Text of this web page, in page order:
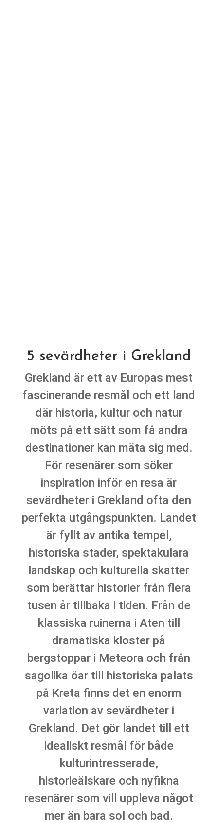
5 sevärdheter i Grekland
Grekland är ett av Europas mest
fascinerande resmål och ett land
där historia, kultur och natur
möts på ett sätt som få andra
destinationer kan mäta sig med.
För resenärer som söker
inspiration inför en resa är
sevärdheter i Grekland ofta den
perfekta utgångspunkten. Landet
är fyllt av antika tempel,
historiska städer, spektakulära
landskap och kulturella skatter
som berättar historier från flera
tusen år tillbaka i tiden. Från de
klassiska ruinerna i Aten till
dramatiska kloster på
bergstoppar i Meteora och från
sagolika öar till historiska palats
på Kreta finns det en enorm
variation av sevärdheter i
Grekland. Det gör landet till ett
idealiskt resmål för både
kulturintresserade,
historieälskare och nyfikna
resenärer som vill uppleva något
mer än bara sol och bad.